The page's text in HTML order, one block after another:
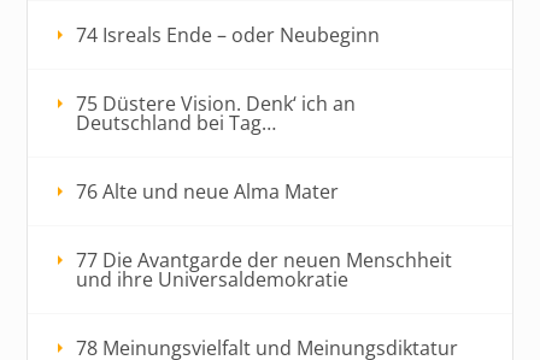
74 Isreals Ende – oder Neubeginn
75 Düstere Vision. Denk‘ ich an
Deutschland bei Tag…
76 Alte und neue Alma Mater
77 Die Avantgarde der neuen Menschheit
und ihre Universaldemokratie
78 Meinungsvielfalt und Meinungsdiktatur